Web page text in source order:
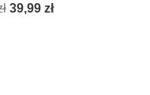
39,99 zł